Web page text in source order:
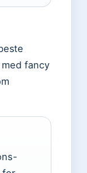
fancy